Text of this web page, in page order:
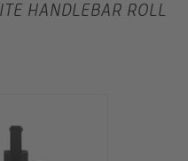
HANDLEBAR ROLL